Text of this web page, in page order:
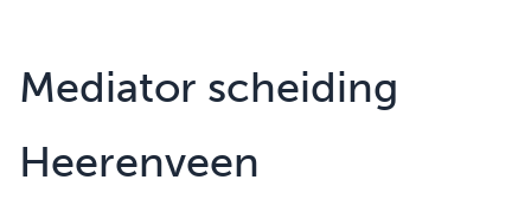
Mediator scheiding
Heerenveen